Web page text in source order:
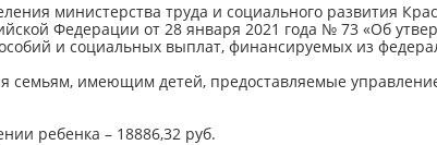
министерства труда и социального развития
Федерации от 28 января 2021 года № 73 «Об
и социальных выплат, финансируемых из
семьям, имеющим детей, предоставляемые
ребенка – 18886,32 руб.